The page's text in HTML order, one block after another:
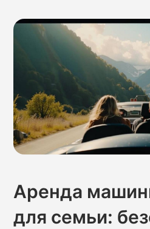
Аренда
для семьи: